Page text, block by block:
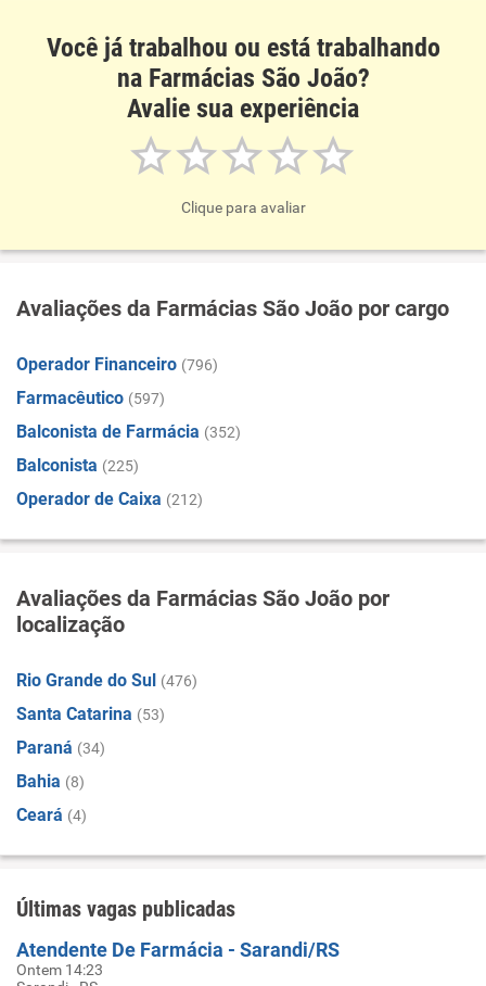
Você já trabalhou ou está trabalhando
na Farmácias São João?
Avalie sua experiência
Clique para avaliar
Avaliações da Farmácias São João por cargo
Operador Financeiro (796)
Farmacêutico (597)
Balconista de Farmácia (352)
Balconista (225)
Operador de Caixa (212)
Avaliações da Farmácias São João por
localização
Rio Grande do Sul (476)
Santa Catarina (53)
Paraná (34)
Bahia (8)
Ceará (4)
Últimas vagas publicadas
Atendente De Farmácia - Sarandi/RS
Ontem 14:23